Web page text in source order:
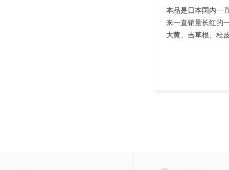
本品是日本国内一
来一直销量长红的
大黄、吉草根、桂